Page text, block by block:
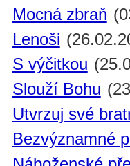
Mocná zbraň
Lenoši
S výčitkou
Slouží Bohu
Utvrzuj své
Bezvýznamné